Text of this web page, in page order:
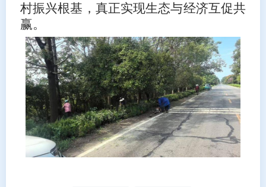
村振兴根基，真正实现生态与经济互促共
赢。